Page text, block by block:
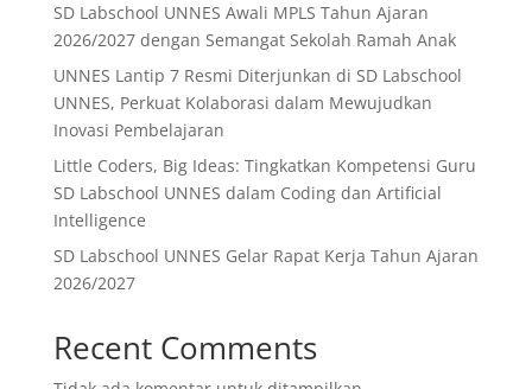
SD Labschool UNNES Awali MPLS Tahun Ajaran
2026/2027 dengan Semangat Sekolah Ramah Anak
UNNES Lantip 7 Resmi Diterjunkan di SD Labschool
UNNES, Perkuat Kolaborasi dalam Mewujudkan
Inovasi Pembelajaran
Little Coders, Big Ideas: Tingkatkan Kompetensi Guru
SD Labschool UNNES dalam Coding dan Artificial
Intelligence
SD Labschool UNNES Gelar Rapat Kerja Tahun Ajaran
2026/2027
Recent Comments